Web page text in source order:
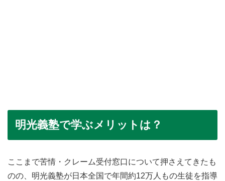
明光義塾で学ぶメリットは？
ここまで苦情・クレーム受付窓口について押さえてきたも
のの、明光義塾が日本全国で年間約12万人もの生徒を指導